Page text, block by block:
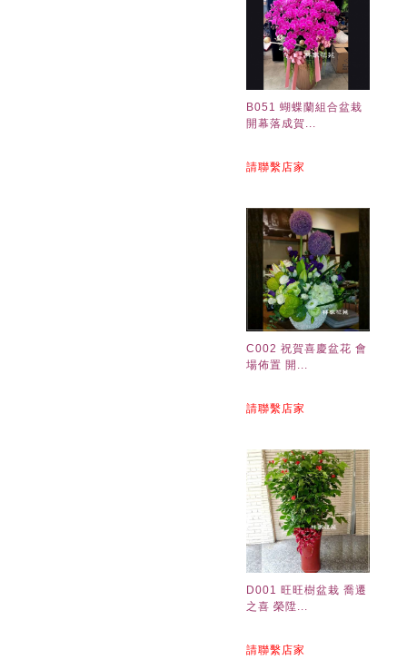
B051 蝴蝶蘭組合盆栽
開幕落成賀...
請聯繫店家
C002 祝賀喜慶盆花 會
場佈置 開...
請聯繫店家
D001 旺旺樹盆栽 喬遷
之喜 榮陞...
請聯繫店家